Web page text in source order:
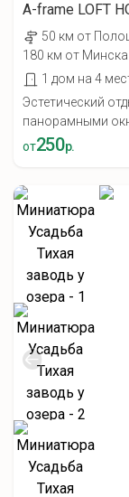
A-frame LOFT
50 км от
180 км от Минска
1 дом на 4
Эстетический
панорамными
от250р.